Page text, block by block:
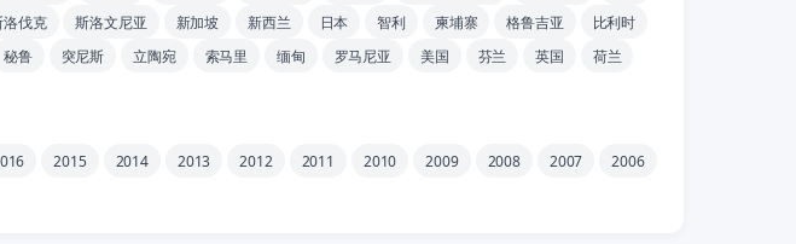
洛伐克 斯洛文尼亚 新加坡 新西兰 日本 智利 柬埔寨 格鲁吉亚
比利时
秘鲁 突尼斯 立陶宛 索马里 缅甸 罗马尼亚 美国 芬兰 英国
荷兰
2015 2014 2013 2012 2011 2010 2009 2008 2007
2006